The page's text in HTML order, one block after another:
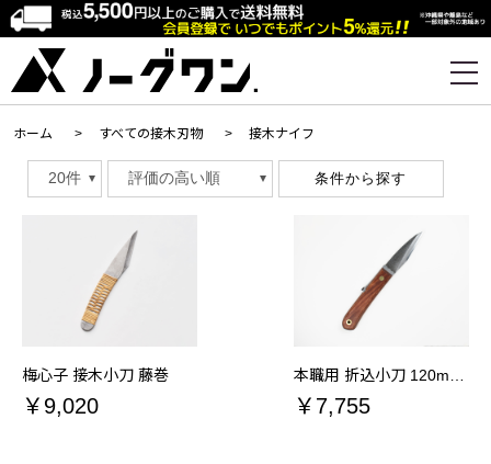
ホーム > すべての接木刃物 > 接木ナイフ
条件から探す
梅心子 接木小刀 藤巻
￥9,020 ￥7,755